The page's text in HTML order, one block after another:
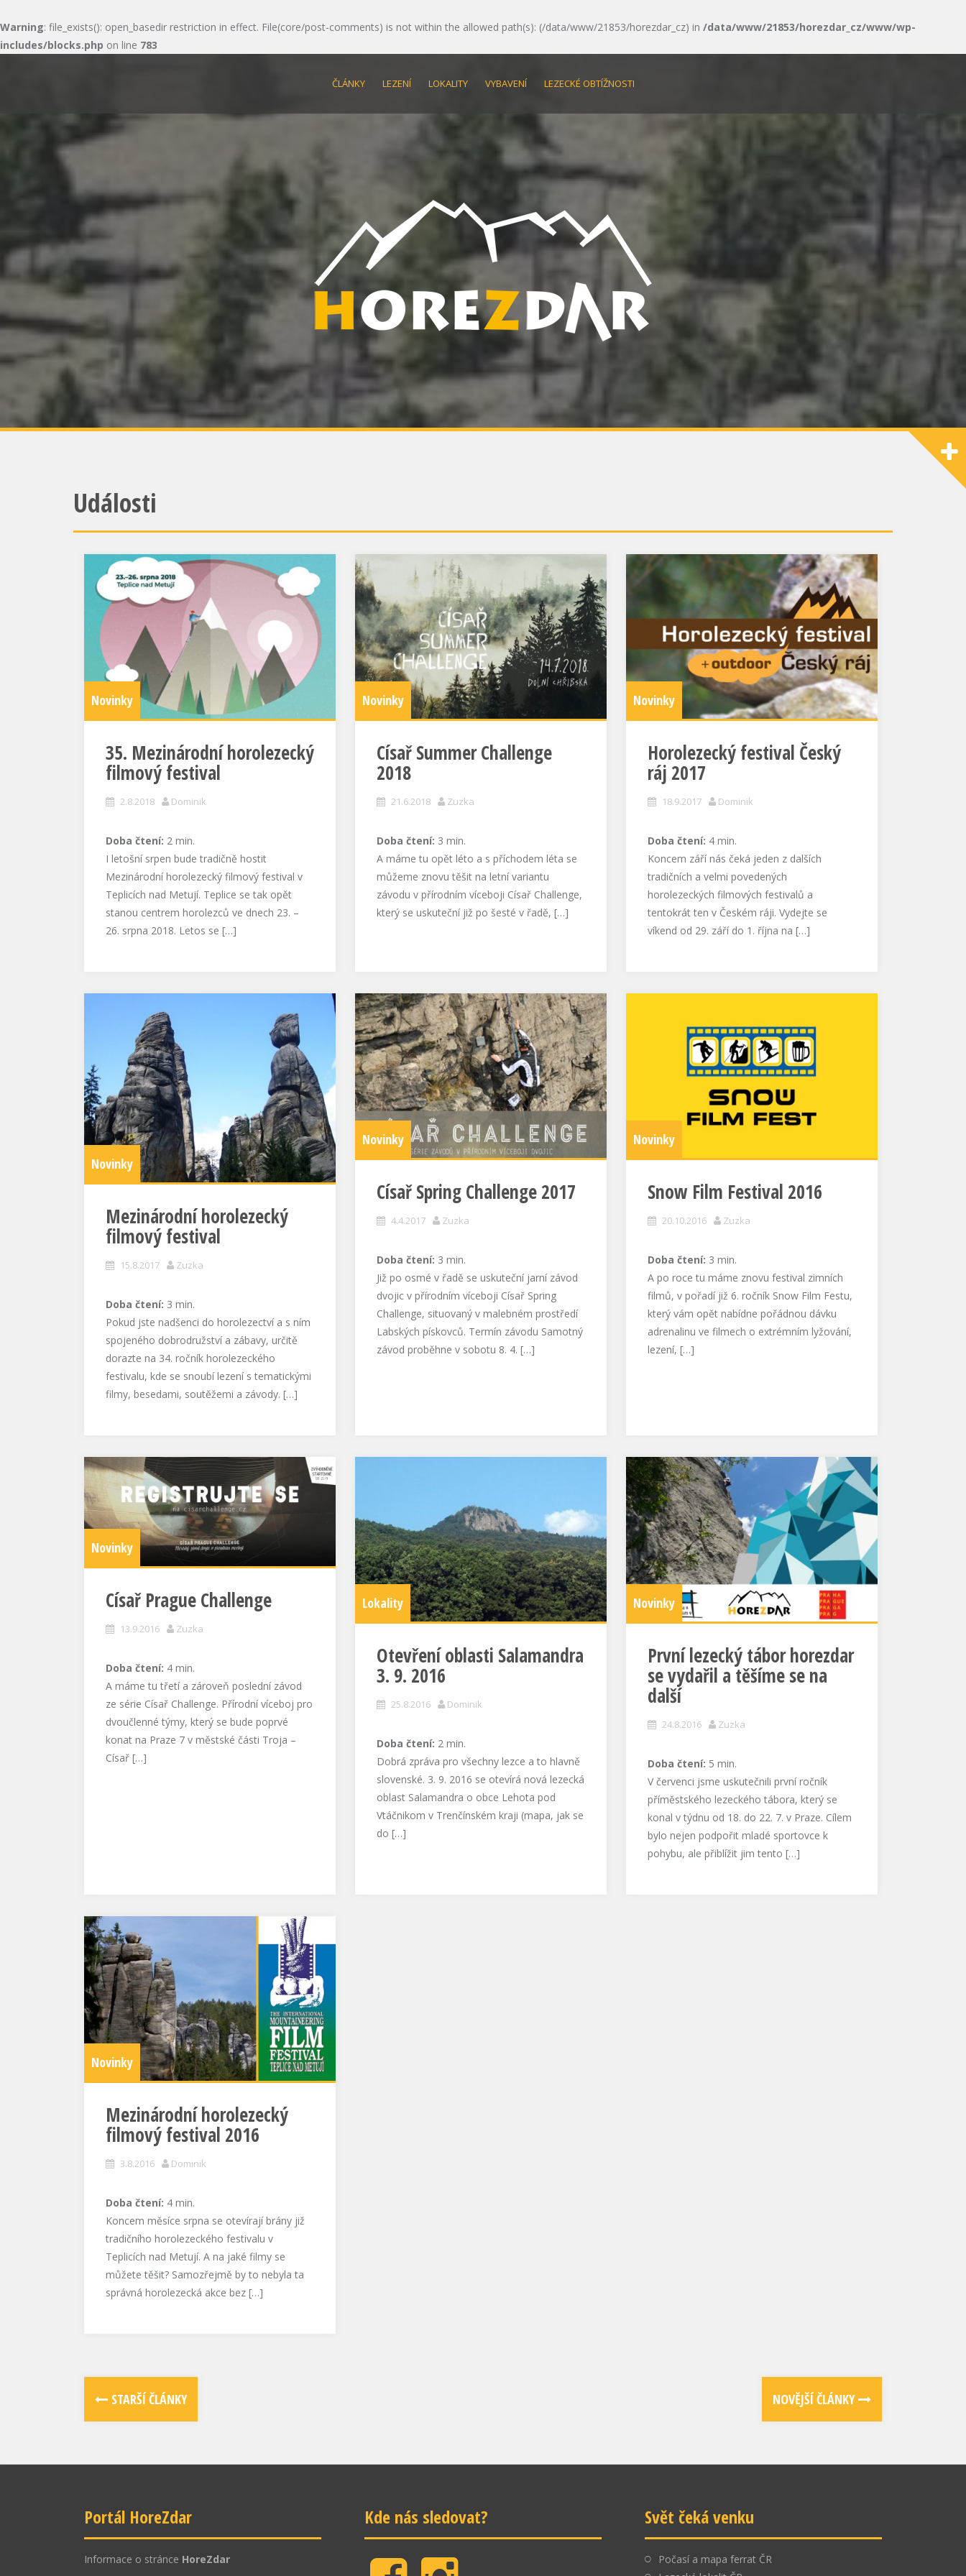
Warning: file_exists(): open_basedir restriction in effect. File(core/post-comments) is not within the allowed path(s): (/data/www/21853/horezdar_cz) in /data/www/21853/horezdar_cz/www/wp-
includes/blocks.php on line 783
ČLÁNKY LEZENÍ LOKALITY VYBAVENÍ LEZECKÉ OBTÍŽNOSTI
Události
Novinky
35. Mezinárodní horolezecký
filmový festival
2.8.2018 Dominik
Doba čtení: 2 min.
I letošní srpen bude tradičně hostit
Mezinárodní horolezecký filmový festival v
Teplicích nad Metují. Teplice se tak opět
stanou centrem horolezců ve dnech 23. –
26. srpna 2018. Letos se […]
Novinky
Císař Summer Challenge
2018
21.6.2018 Zuzka
Doba čtení: 3 min.
A máme tu opět léto a s příchodem léta se
můžeme znovu těšit na letní variantu
závodu v přírodním víceboji Císař Challenge,
který se uskuteční již po šesté v řadě, […]
Novinky
Horolezecký festival Český
ráj 2017
18.9.2017 Dominik
Doba čtení: 4 min.
Koncem září nás čeká jeden z dalších
tradičních a velmi povedených
horolezeckých filmových festivalů a
tentokrát ten v Českém ráji. Vydejte se
víkend od 29. září do 1. října na […]
Novinky
Mezinárodní horolezecký
filmový festival
15.8.2017 Zuzka
Doba čtení: 3 min.
Pokud jste nadšenci do horolezectví a s ním
spojeného dobrodružství a zábavy, určitě
dorazte na 34. ročník horolezeckého
festivalu, kde se snoubí lezení s tematickými
filmy, besedami, soutěžemi a závody. […]
Novinky
Císař Spring Challenge 2017
4.4.2017 Zuzka
Doba čtení: 3 min.
Již po osmé v řadě se uskuteční jarní závod
dvojic v přírodním víceboji Císař Spring
Challenge, situovaný v malebném prostředí
Labských pískovců. Termín závodu Samotný
závod proběhne v sobotu 8. 4. […]
Novinky
Snow Film Festival 2016
20.10.2016 Zuzka
Doba čtení: 3 min.
A po roce tu máme znovu festival zimních
filmů, v pořadí již 6. ročník Snow Film Festu,
který vám opět nabídne pořádnou dávku
adrenalinu ve filmech o extrémním lyžování,
lezení, […]
Novinky
Císař Prague Challenge
13.9.2016 Zuzka
Doba čtení: 4 min.
A máme tu třetí a zároveň poslední závod
ze série Císař Challenge. Přírodní víceboj pro
dvoučlenné týmy, který se bude poprvé
konat na Praze 7 v městské části Troja –
Císař […]
Lokality
Otevření oblasti Salamandra
3. 9. 2016
25.8.2016 Dominik
Doba čtení: 2 min.
Dobrá zpráva pro všechny lezce a to hlavně
slovenské. 3. 9. 2016 se otevírá nová lezecká
oblast Salamandra o obce Lehota pod
Vtáčnikom v Trenčínském kraji (mapa, jak se
do […]
Novinky
První lezecký tábor horezdar
se vydařil a těšíme se na
další
24.8.2016 Zuzka
Doba čtení: 5 min.
V červenci jsme uskutečnili první ročník
příměstského lezeckého tábora, který se
konal v týdnu od 18. do 22. 7. v Praze. Cílem
bylo nejen podpořit mladé sportovce k
pohybu, ale přiblížit jim tento […]
Novinky
Mezinárodní horolezecký
filmový festival 2016
3.8.2016 Dominik
Doba čtení: 4 min.
Koncem měsíce srpna se otevírají brány již
tradičního horolezeckého festivalu v
Teplicích nad Metují. A na jaké filmy se
můžete těšit? Samozřejmě by to nebyla ta
správná horolezecká akce bez […]
STARŠÍ ČLÁNKY NOVĚJŠÍ ČLÁNKY
Portál HoreZdar
Informace o stránce HoreZdar
Kde nás sledovat?
Facebook Instagram
Svět čeká venku
Počasí a mapa ferrat ČR